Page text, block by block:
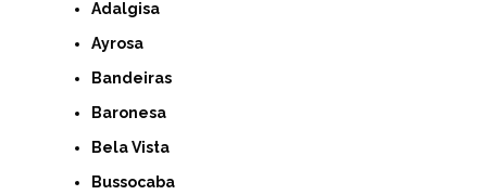
Adalgisa
Ayrosa
Bandeiras
Baronesa
Bela Vista
Bussocaba